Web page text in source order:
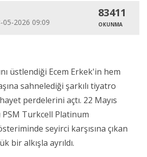
05-2026 09:09
83411
OKUNMA
üstlendiği Ecem Erkek'in hem
sahnelediği şarkılı tiyatro
perdelerini açtı. 22 Mayıs
PSM Turkcell Platinum
seyirci karşısına çıkan
bir alkışla ayrıldı.